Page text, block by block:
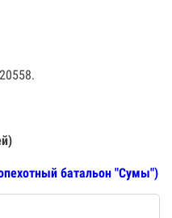
батальон "Сумы")